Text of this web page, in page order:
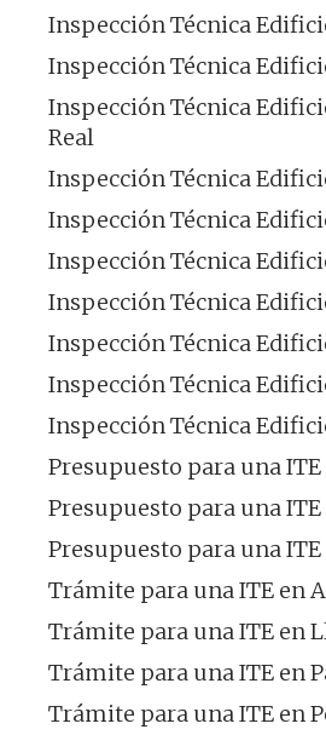
Inspección Técnica
Inspección Técnica
Inspección Técnica
Real
Inspección Técnica
Inspección Técnica
Inspección Técnica
Inspección Técnica
Inspección Técnica
Inspección Técnica
Inspección Técnica
Presupuesto para una
Presupuesto para una
Presupuesto para una
Trámite para una ITE en
Trámite para una ITE en
Trámite para una ITE en
Trámite para una ITE en